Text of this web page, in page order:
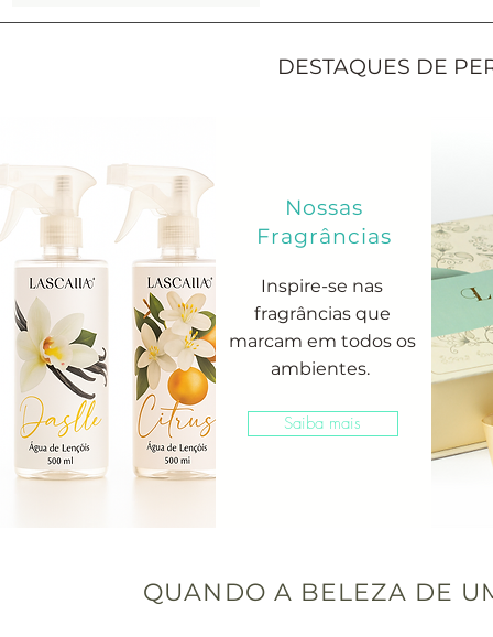
DESTAQUES DE
Nossas
Fragrâncias
Inspire-se nas
fragrâncias que
marcam em todos os
ambientes.
Saiba mais
QUANDO A BELEZA DE